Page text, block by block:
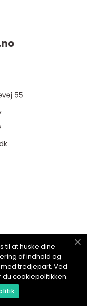
no
til at huske dine
af indhold og
tredjepart. Ved
cookiepolitikken.